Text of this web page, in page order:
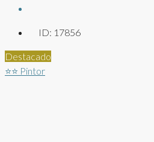
ID: 17856
Destacado
⭐⭐ Pintor